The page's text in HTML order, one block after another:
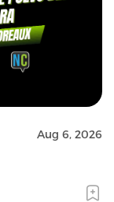
Aug 6, 2026